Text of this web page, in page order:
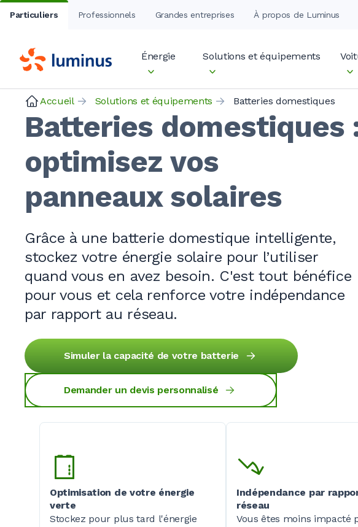
Particuliers Professionnels Grandes entreprises À propos de Luminus
Énergie Solutions et équipements
Accueil Solutions et équipements Batteries domestiques
Batteries domestiques
optimisez vos
panneaux solaires
Grâce à une batterie domestique intelligente,
stockez votre énergie solaire pour l’utiliser
quand vous en avez besoin. C'est tout bénéfice
pour vous et cela renforce votre indépendance
par rapport au réseau.
Simuler la capacité de votre batterie
Demander un devis personnalisé
Optimisation de votre énergie
verte
Stockez pour plus tard l'énergie
Indépendance par
réseau
Vous êtes moins impacté